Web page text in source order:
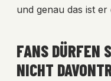
und genau das ist er
FANS DÜRFEN
NICHT